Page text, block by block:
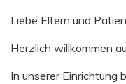
Liebe Eltern und
Herzlich willkommen
In unserer Einrichtung